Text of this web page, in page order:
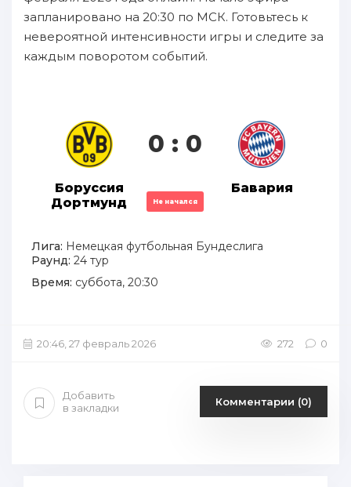
запланировано на 20:30 по МСК. Готовьтесь к
невероятной интенсивности игры и следите за
каждым поворотом событий.
Боруссия
Дортмунд
0 : 0
Не начался
Бавария
Лига: Немецкая футбольная Бундеслига
Раунд: 24 тур
Время: суббота, 20:30
20:46, 27 февраль 2026 272 0
Добавить
в закладки
Комментарии (0)